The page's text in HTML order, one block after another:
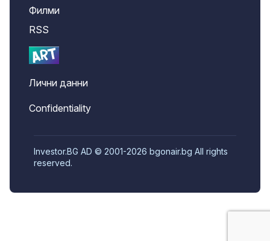
Филми
RSS
Лични данни
Confidentiality
Investor.BG AD © 2001-2026 bgonair.bg All rights
reserved.